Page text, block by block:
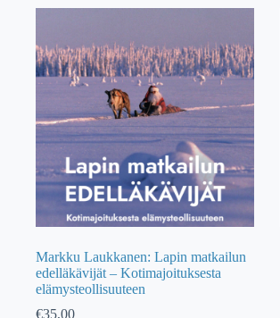
Markku Laukkanen: Lapin matkailun
edelläkävijät – Kotimajoituksesta
elämysteollisuuteen
€35,00